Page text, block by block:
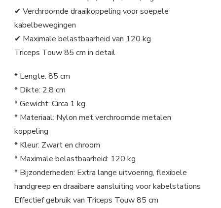
✔ Verchroomde draaikoppeling voor soepele
kabelbewegingen
✔ Maximale belastbaarheid van 120 kg
Triceps Touw 85 cm in detail
* Lengte: 85 cm
* Dikte: 2,8 cm
* Gewicht: Circa 1 kg
* Materiaal: Nylon met verchroomde metalen
koppeling
* Kleur: Zwart en chroom
* Maximale belastbaarheid: 120 kg
* Bijzonderheden: Extra lange uitvoering, flexibele
handgreep en draaibare aansluiting voor kabelstations
Effectief gebruik van Triceps Touw 85 cm